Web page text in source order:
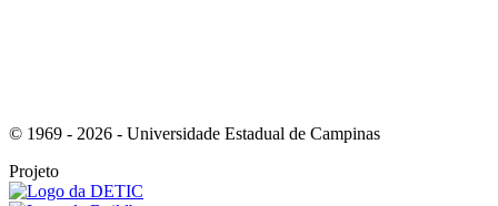
© 1969 - 2026 - Universidade Estadual de Campinas
Projeto